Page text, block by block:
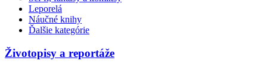
Leporelá
Náučné knihy
Ďalšie kategórie
Životopisy a reportáže